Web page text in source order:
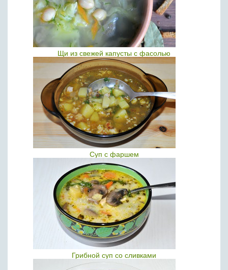
Щи из свежей капусты с фасолью
Суп с фаршем
Грибной суп со сливками